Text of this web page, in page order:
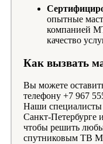
опытные
компанией
качество
Как вызвать
Вы можете
телефону +7 967
Наши специалисты
Санкт-Петербурге
чтобы решить
спутниковым ТВ